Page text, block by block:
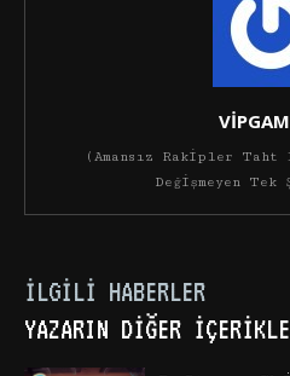
(Amansız Rakipler Taht
Değişmeyen Tek
İLGILI HABERLER
YAZARIN DIĞER